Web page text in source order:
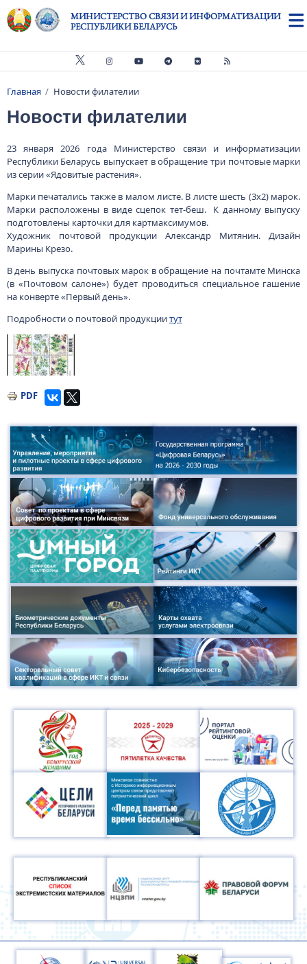
Перейти к основному содержанию
МИНИСТЕРСТВО СВЯЗИ И ИНФОРМАТИЗАЦИИ
РЕСПУБЛИКИ БЕЛАРУСЬ
Строка навигации
Главная Новости филателии
Новости филателии
23 января 2026 года Министерство связи и информатизации
Республики Беларусь выпускает в обращение три почтовые марки
из серии «Ядовитые растения».
Марки печатались также в малом листе. В листе шесть (3х2) марок.
Марки расположены в виде сцепок тет-беш. К данному выпуску
подготовлены карточки для картмаксимумов.
Художник почтовой продукции Александр Митянин. Дизайн
Марины Крезо.
В день выпуска почтовых марок в обращение на почтамте Минска
(в «Почтовом салоне») будет проводиться специальное гашение
на конверте «Первый день».
Подробности о почтовой продукциитут
Изображение
PDF